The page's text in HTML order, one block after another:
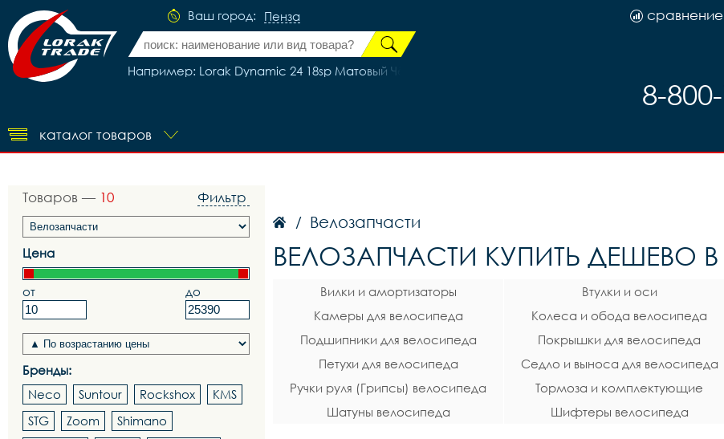
Ваш город: Пенза
Например: Lorak Dynamic 24 18sp Матовый Чёрный/Красный
сравнение
8-
каталог товаров
Товаров — 10 Фильтр
Цена
от до
Бренды:
Neco
Suntour Rockshox
KMS
STG
Zoom
Shimano
/ Велозапчасти
ВЕЛОЗАПЧАСТИ КУПИТЬ ДЕШЕВО В
Вилки и амортизаторы Втулки и оси
Камеры для велосипеда
Колеса и обода велосипеда
Подшипники для велосипеда
Покрышки для велосипеда
Петухи для велосипеда
Седло и выноса для велосипеда
Ручки руля (Грипсы) велосипеда
Тормоза и комплектующие
велосипеда
Шатуны велосипеда
Шифтеры велосипеда